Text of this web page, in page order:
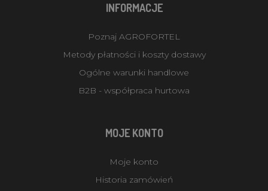
INFORMACJE
Poznaj AGROFORTEL
Metody płatności i koszty dostawy
Ogólne warunki handlowe
B2B - współpraca hurtowa
MOJE KONTO
Moje konto
Historia zamówień